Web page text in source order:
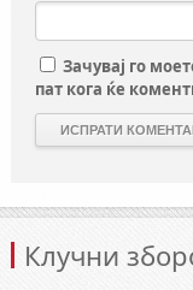
Зачувај го
пат кога ќе
Клучни